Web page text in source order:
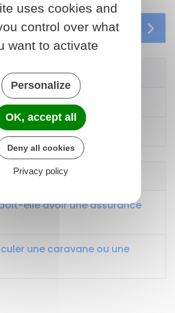
ligne et formulaires
(DP)
(PC)
!
elle avoir une assurance
une caravane ou une
uses cookies and
control over what
want to activate
Personalize
OK, accept all
Deny all cookies
Privacy policy